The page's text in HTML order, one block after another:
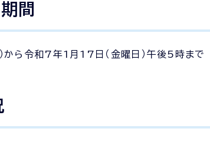
間
ら令和7年1月17日（金曜日）午後5時まで